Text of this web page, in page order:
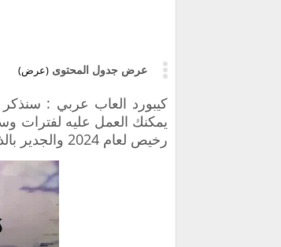
عرض جدول المحتوى (عرض)
كيبورد العاب عربي :
يمكنك العمل عليه لفترات
رخيص لعام 2024 والجدير بالذكر مميز من حيث الجودة والسعر والاستمرارية.